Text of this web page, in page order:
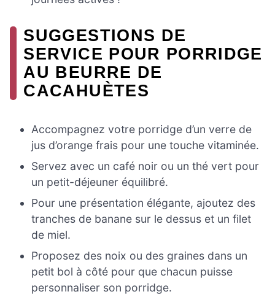
SUGGESTIONS DE
SERVICE POUR PORRIDGE
AU BEURRE DE
CACAHUÈTES
Accompagnez votre porridge d’un verre de
jus d’orange frais pour une touche vitaminée.
Servez avec un café noir ou un thé vert pour
un petit-déjeuner équilibré.
Pour une présentation élégante, ajoutez des
tranches de banane sur le dessus et un filet
de miel.
Proposez des noix ou des graines dans un
petit bol à côté pour que chacun puisse
personnaliser son porridge.